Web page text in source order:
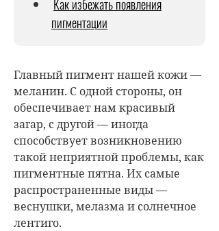
Как избежать появления
пигментации
Главный пигмент нашей кожи —
меланин. С одной стороны, он
обеспечивает нам красивый
загар, с другой — иногда
способствует возникновению
такой неприятной проблемы, как
пигментные пятна. Их самые
распространенные виды —
веснушки, мелазма и солнечное
лентиго.